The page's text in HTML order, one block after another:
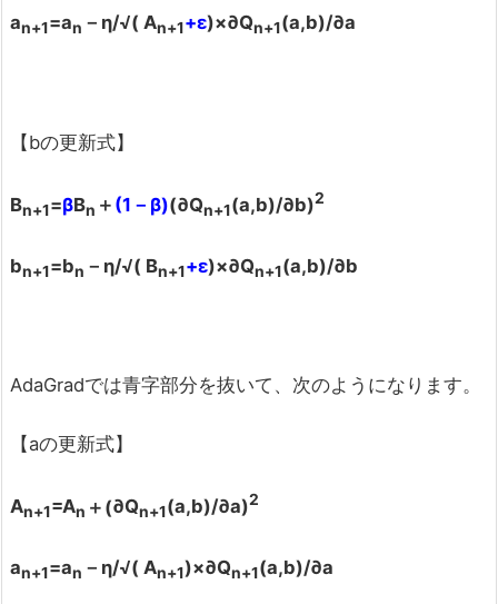
an+1=an －η/√( An+1+ε)×∂Qn+1(a,b)/∂a
【bの更新式】
Bn+1=βBn ＋ (1 －β)(∂Qn+1(a,b)/∂b)2
bn+1=bn －η/√( Bn+1+ε)×∂Qn+1(a,b)/∂b
AdaGradでは青字部分を抜いて、次のようになります。
【aの更新式】
An+1=An ＋(∂Qn+1(a,b)/∂a)2
an+1=an －η/√( An+1)×∂Qn+1(a,b)/∂a